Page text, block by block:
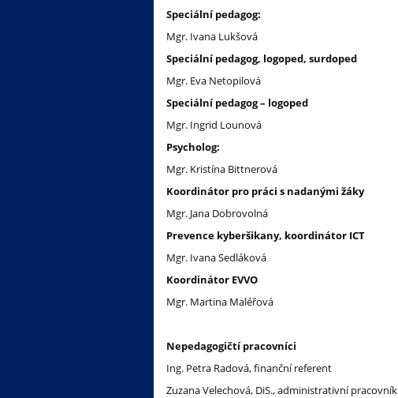
Speciální pedagog:
Mgr. Ivana Lukšová
Speciální pedagog, logoped, surdoped
Mgr. Eva Netopilová
Speciální pedagog – logoped
Mgr. Ingrid Lounová
Psycholog:
Mgr. Kristína Bittnerová
Koordinátor pro práci s nadanými žáky
Mgr. Jana Dobrovolná
Prevence kyberšikany, koordinátor ICT
Mgr. Ivana Sedláková
Koordinátor EVVO
Mgr. Martina Maléřová
Nepedagogičtí pracovníci
Ing. Petra Radová, finanční referent
Zuzana Velechová, DiS., administrativní pracovník